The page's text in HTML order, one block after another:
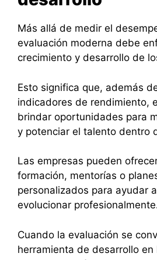
Más allá de medir el
evaluación moderna debe
crecimiento y desarrollo de
Esto significa que, además
indicadores de rendimiento,
brindar oportunidades para
y potenciar el talento dentro
Las empresas pueden
formación, mentorías o
personalizados para ayudar
evolucionar
Cuando la evaluación se
herramienta de desarrollo en